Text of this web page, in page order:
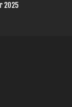
2025